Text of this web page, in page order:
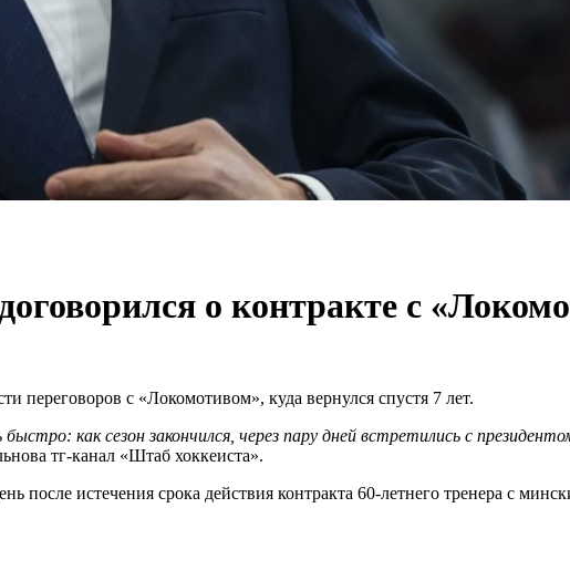
о контракте с
с «Локомотивом», куда вернулся спустя 7 лет.
как сезон закончился, через пару дней встретились с
тг-канал «Штаб хоккеиста».
после истечения срока действия контракта 60-летнего тренера с